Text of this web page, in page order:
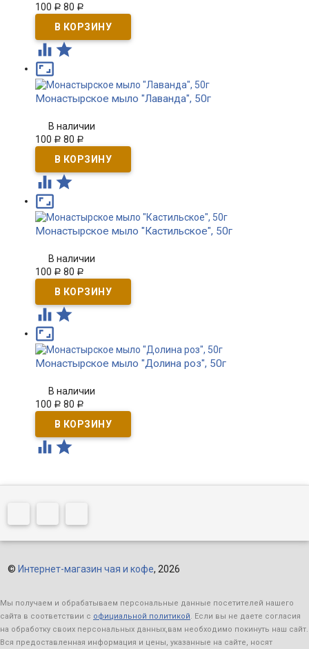
100 Р 80 Р
 

Монастырское мыло "Лаванда", 50г
В наличии
100 Р 80 Р
 

Монастырское мыло "Кастильское", 50г
В наличии
100 Р 80 Р
 

Монастырское мыло "Долина роз", 50г
В наличии
100 Р 80 Р
 
© Интернет-магазин чая и кофе, 2026
Мы получаем и обрабатываем персональные данные посетителей нашего
сайта в соответствии с официальной политикой. Если вы не даете согласия
на обработку своих персональных данных,вам необходимо покинуть наш сайт.
Вся предоставленная информация и цены, указанные на сайте, носят